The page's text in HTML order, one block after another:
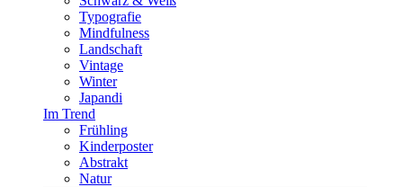
Typografie
Mindfulness
Landschaft
Vintage
Winter
Japandi
Im Trend
Frühling
Kinderposter
Abstrakt
Natur